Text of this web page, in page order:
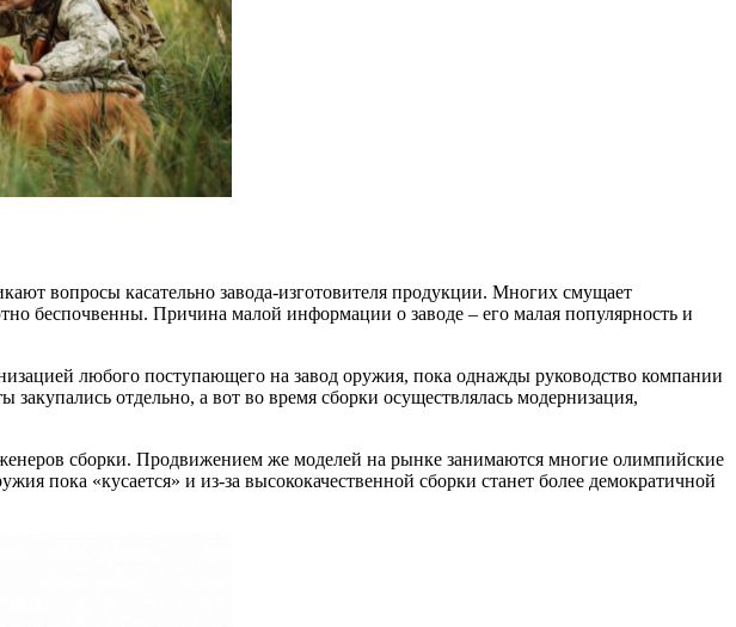
вопросы касательно завода-изготовителя продукции. Многих смущает
беспочвенны. Причина малой информации о заводе – его малая популярность и
любого поступающего на завод оружия, пока однажды руководство компании
отдельно, а вот во время сборки осуществлялась модернизация,
сборки. Продвижением же моделей на рынке занимаются многие олимпийские
пока «кусается» и из-за высококачественной сборки станет более демократичной